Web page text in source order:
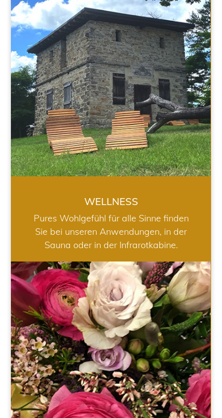
WELLNESS
WELLNESS
Pures Wohlgefühl für alle Sinne finden
Sie bei unseren Anwendungen, in der
Sauna oder in der Infrarotkabine.
HOCHZEIT